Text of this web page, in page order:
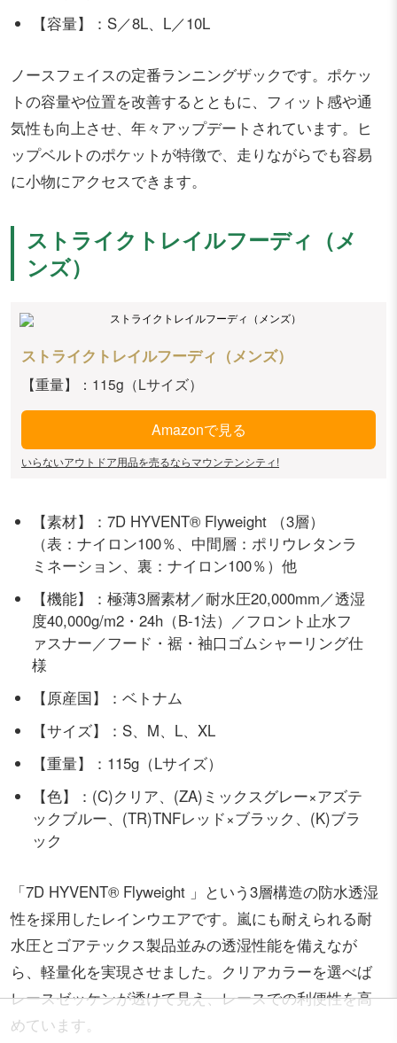
【容量】：S／8L、L／10L
ノースフェイスの定番ランニングザックです。ポケッ
トの容量や位置を改善するとともに、フィット感や通
気性も向上させ、年々アップデートされています。ヒ
ップベルトのポケットが特徴で、走りながらでも容易
に小物にアクセスできます。
ストライクトレイルフーディ（メ
ンズ）
ストライクトレイルフーディ（メンズ）
【重量】：115g（Lサイズ）
Amazonで見る
いらないアウトドア用品を売るならマウンテンシティ!
【素材】：7D HYVENT® Flyweight （3層）
（表：ナイロン100％、中間層：ポリウレタンラ
ミネーション、裏：ナイロン100％）他
【機能】：極薄3層素材／耐水圧20,000mm／透湿
度40,000g/m2・24h（B-1法）／フロント止水フ
ァスナー／フード・裾・袖口ゴムシャーリング仕
様
【原産国】：ベトナム
【サイズ】：S、M、L、XL
【重量】：115g（Lサイズ）
【色】：(C)クリア、(ZA)ミックスグレー×アズテ
ックブルー、(TR)TNFレッド×ブラック、(K)ブラ
ック
「7D HYVENT® Flyweight 」という3層構造の防水透湿
性を採用したレインウエアです。嵐にも耐えられる耐
水圧とゴアテックス製品並みの透湿性能を備えなが
ら、軽量化を実現させました。クリアカラーを選べば
レースゼッケンが透けて見え、レースでの利便性を高
めています。